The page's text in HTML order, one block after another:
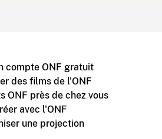
compte ONF gratuit
des films de l'ONF
ONF près de chez vous
avec l'ONF
une projection